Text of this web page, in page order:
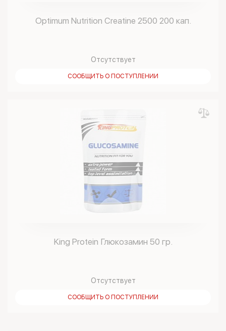
Optimum Nutrition Creatine 2500 200 кап.
Отсутствует
СООБЩИТЬ О ПОСТУПЛЕНИИ
King Protein Глюкозамин 50 гр.
Отсутствует
СООБЩИТЬ О ПОСТУПЛЕНИИ